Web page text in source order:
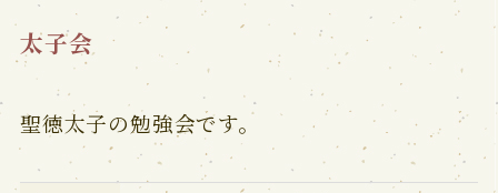
太子会
聖徳太子の勉強会です。